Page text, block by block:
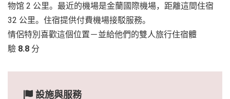
物馆 2 公里。最近的機場是金蘭國際機場，距離這間住宿
32 公里。住宿提供付費機場接駁服務。
情侶特別喜歡這個位置－並給他們的雙人旅行住宿體
驗 8.8 分
設施與服務